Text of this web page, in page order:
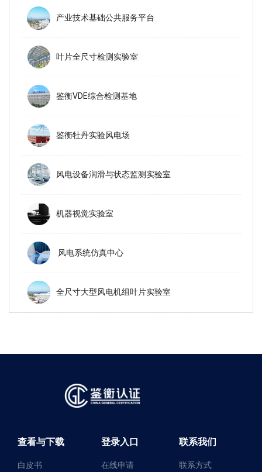
产业技术基础公共服务平台
叶片全尺寸检测实验室
鉴衡VDE综合检测基地
鉴衡牡丹实验风电场
风电设备润滑与状态监测实验室
机器视觉实验室
风电系统仿真中心
全尺寸大型风电机组叶片实验室
查看与下载
白皮书
登录入口
在线申请
联系我们
联系方式